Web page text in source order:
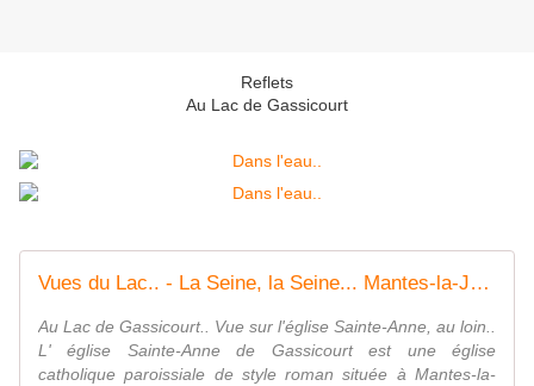
Reflets
Au Lac de Gassicourt
Vues du Lac.. - La Seine, la Seine... Mantes-la-Jolie, et Moi...
Au Lac de Gassicourt.. Vue sur l'église Sainte-Anne, au loin..
L' église Sainte-Anne de Gassicourt est une église
catholique paroissiale de style roman située à Mantes-la-